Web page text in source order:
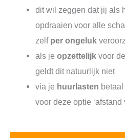
dit wil zeggen dat jij als
opdraaien voor alle
zelf per ongeluk
als jeopzettelijk voor
geldt dit natuurlijk niet
via je huurlasten
voor deze optie ‘afstand